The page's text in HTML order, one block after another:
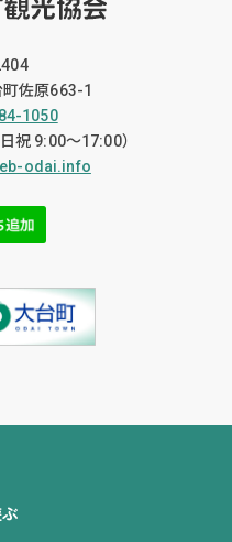
佐原663-1
1050
祝 9:00〜17:00）
odai.info